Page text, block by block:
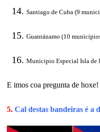
Santiago de Cuba (9
Guantánamo (10
Municipio Especial Isla de
E imos coa pregunta de hoxe!
5. Cal destas bandeiras é a